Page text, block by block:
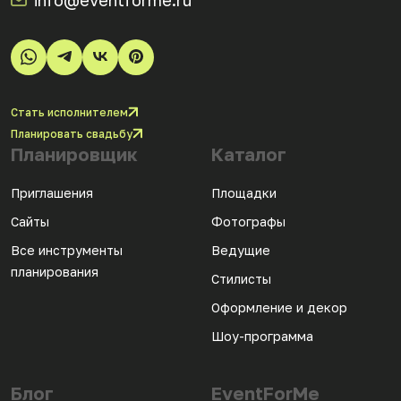
Стать исполнителем
Планировать свадьбу
Планировщик
Приглашения
Сайты
Все инструменты
планирования
Каталог
Площадки
Фотографы
Ведущие
Стилисты
Оформление и декор
Шоу-программа
Блог EventForMe